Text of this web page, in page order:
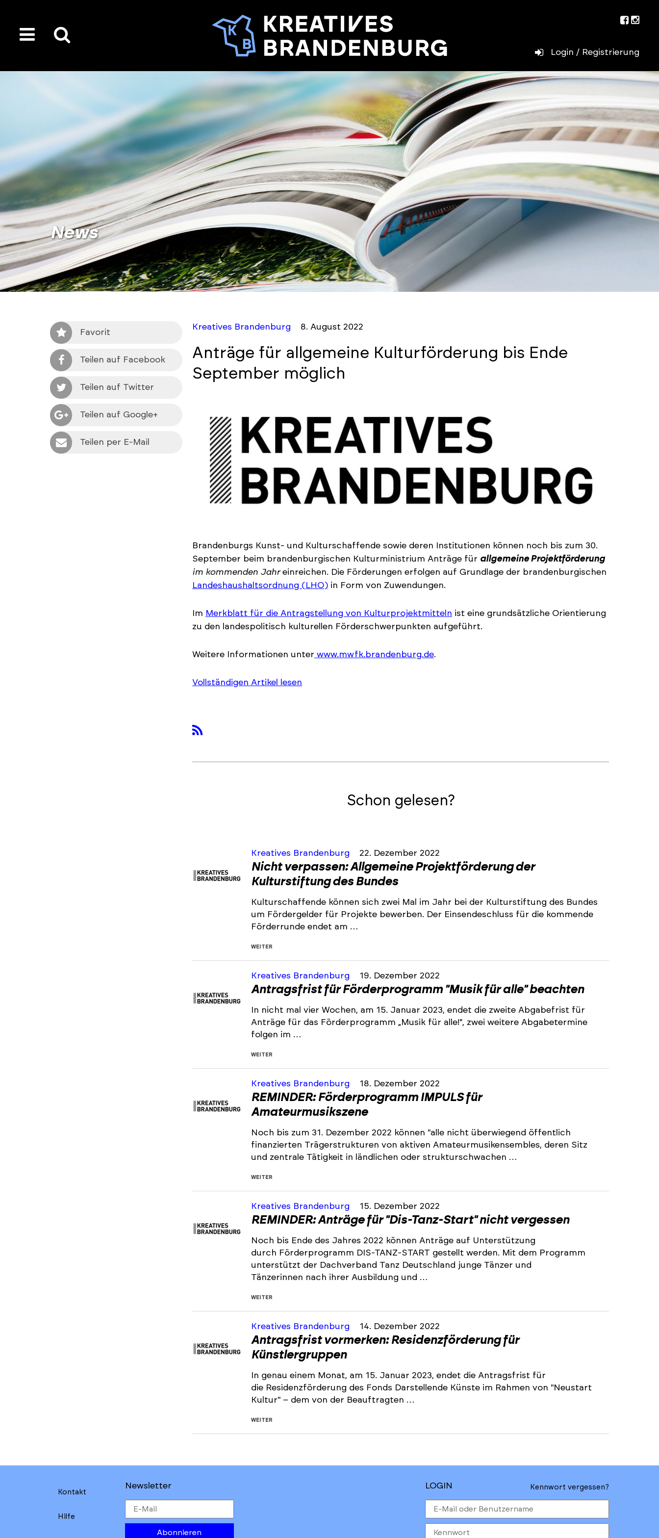
toggle
der
Login / Registrierung
News
Favorit
Teilen auf Facebook
Teilen auf Twitter
Teilen auf Google+
Teilen per E-Mail
Kreatives Brandenburg 8. August 2022
Anträge für allgemeine Kulturförderung bis Ende
September möglich
Brandenburgs Kunst- und Kulturschaffende sowie deren Institutionen können noch bis zum 30.
September beim brandenburgischen Kulturministrium Anträge für allgemeine Projektförderung
im kommenden Jahreinreichen. Die Förderungen erfolgen auf Grundlage der brandenburgischen
Landeshaushaltsordnung (LHO) in Form von Zuwendungen.
Im Merkblatt für die Antragstellung von Kulturprojektmitteln ist eine grundsätzliche Orientierung
zu den landespolitisch kulturellen Förderschwerpunkten aufgeführt.
Weitere Informationen unter www.mwfk.brandenburg.de.
Vollständigen Artikel lesen
rss
Schon gelesen?
Kreatives Brandenburg 22. Dezember 2022
Nicht verpassen: Allgemeine Projektförderung der
Kulturstiftung des Bundes
Kulturschaffende können sich zwei Mal im Jahr bei der Kulturstiftung des Bundes
um Fördergelder für Projekte bewerben. Der Einsendeschluss für die kommende
Förderrunde endet am …
WEITER
Kreatives Brandenburg 19. Dezember 2022
Antragsfrist für Förderprogramm "Musik für alle" beachten
In nicht mal vier Wochen, am 15. Januar 2023, endet die zweite Abgabefrist für
Anträge für das Förderprogramm „Musik für alle!“, zwei weitere Abgabetermine
folgen im …
WEITER
Kreatives Brandenburg 18. Dezember 2022
REMINDER: Förderprogramm IMPULS für
Amateurmusikszene
Noch bis zum 31. Dezember 2022 können "alle nicht überwiegend öffentlich
finanzierten Trägerstrukturen von aktiven Amateurmusikensembles, deren Sitz
und zentrale Tätigkeit in ländlichen oder strukturschwachen …
WEITER
Kreatives Brandenburg 15. Dezember 2022
REMINDER: Anträge für "Dis-Tanz-Start" nicht vergessen
Noch bis Ende des Jahres 2022 können Anträge auf Unterstützung
durch Förderprogramm DIS-TANZ-START gestellt werden. Mit dem Programm
unterstützt der Dachverband Tanz Deutschland junge Tänzer und
Tänzerinnen nach ihrer Ausbildung und …
WEITER
Kreatives Brandenburg 14. Dezember 2022
Antragsfrist vormerken: Residenzförderung für
Künstlergruppen
In genau einem Monat, am 15. Januar 2023, endet die Antragsfrist für
die Residenzförderung des Fonds Darstellende Künste im Rahmen von "Neustart
Kultur" – dem von der Beauftragten …
WEITER
Kontakt
Hilfe
Newsletter
Abonnieren
LOGIN Kennwort vergessen?